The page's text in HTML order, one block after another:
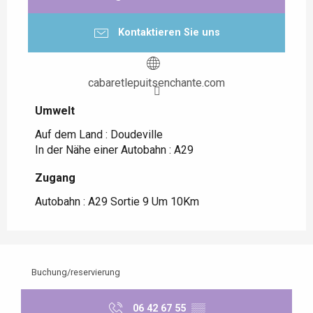
Kontaktieren Sie uns
cabaretlepuitsenchante.com
Umwelt
Umwelt
Auf dem Land : Doudeville
In der Nähe einer Autobahn : A29
Zugang
Zugang
Autobahn : A29 Sortie 9 Um 10Km
Buchung/reservierung
06 42 67 55 ▒▒